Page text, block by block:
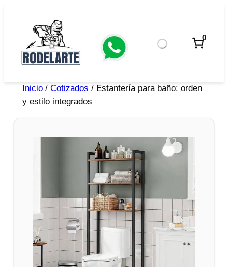
0
Inicio/ Cotizados / Estantería para baño: orden
y estilo integrados